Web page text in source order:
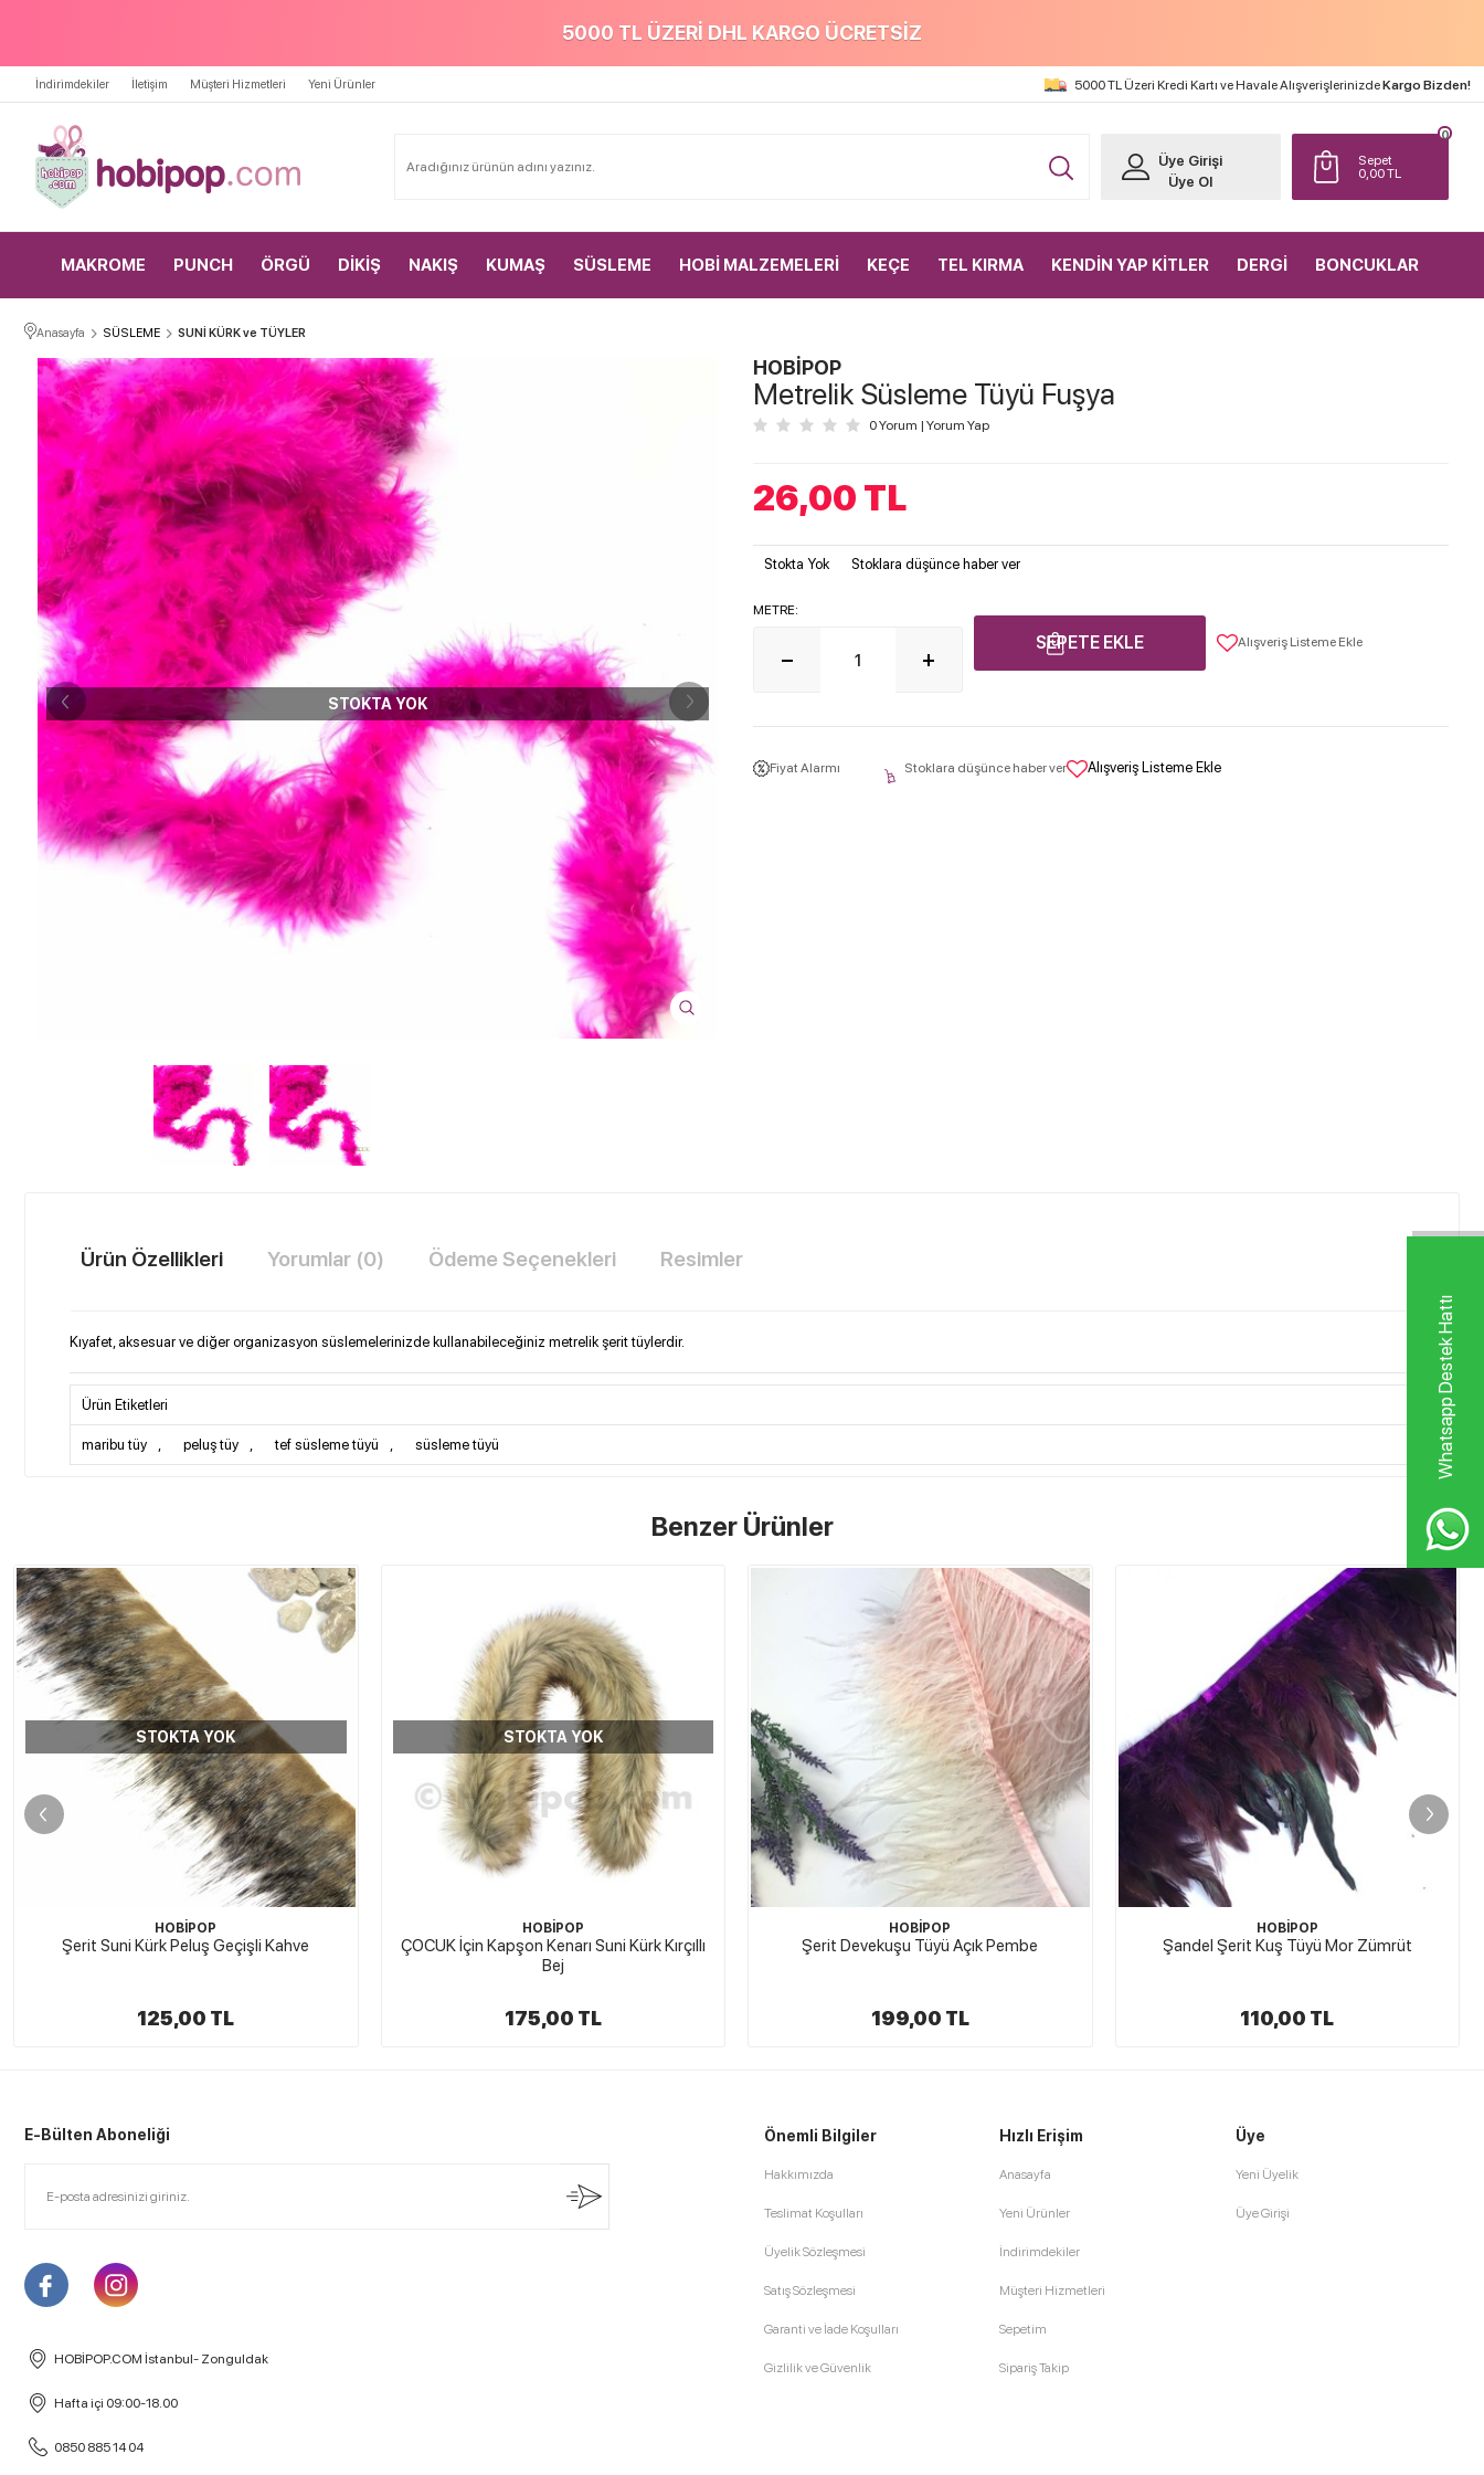
Whatsapp Destek Hattı
5000 TL ÜZERİ DHL KARGO ÜCRETSİZ
İndirimdekiler İletişim Müşteri Hizmetleri Yeni Ürünler 5000 TL Üzeri Kredi Kartı ve Havale AlışverişlerinizdeKargo Bizden!
Sepet
0,00TL
0
Üye Girişi
Üye Ol
MAKROME PUNCH ÖRGÜ DİKİŞ NAKIŞ KUMAŞ SÜSLEME HOBİ MALZEMELERİ KEÇE TEL KIRMA KENDİN YAP KİTLER DERGİ BONCUKLAR
Anasayfa SÜSLEME SUNİ KÜRK ve TÜYLER
STOKTA YOK
HOBİPOP
Metrelik Süsleme Tüyü Fuşya
0 Yorum | Yorum Yap
26,00 TL
Stokta Yok Stoklara düşünce haber ver
METRE:
SEPETE EKLE Alışveriş Listeme Ekle
Fiyat Alarmı Stoklara düşünce haber ver Alışveriş Listeme Ekle
Ürün Özellikleri Yorumlar (0) Ödeme Seçenekleri Resimler
Kıyafet, aksesuar ve diğer organizasyon süslemelerinizde kullanabileceğiniz metrelik şerit tüylerdir.
Ürün Etiketleri
maribu tüy , peluş tüy , tef süsleme tüyü , süsleme tüyü
Benzer Ürünler
STOKTA YOK
HOBİPOP
Şerit Suni Kürk Peluş Geçişli Kahve
125,00 TL
STOKTA YOK
HOBİPOP
ÇOCUK İçin Kapşon Kenarı Suni Kürk Kırçıllı
Bej
175,00 TL
HOBİPOP
Şerit Devekuşu Tüyü Açık Pembe
199,00 TL
HOBİPOP
Şandel Şerit Kuş Tüyü Mor Zümrüt
110,00 TL
E-Bülten Aboneliği
HOBİPOP.COM İstanbul- Zonguldak
Hafta içi 09:00-18.00
0850 885 14 04
Önemli Bilgiler
Hakkımızda
Teslimat Koşulları
Üyelik Sözleşmesi
Satış Sözleşmesi
Garanti ve İade Koşulları
Gizlilik ve Güvenlik
Hızlı Erişim
Anasayfa
Yeni Ürünler
İndirimdekiler
Müşteri Hizmetleri
Sepetim
Sipariş Takip
Üye
Yeni Üyelik
Üye Girişi